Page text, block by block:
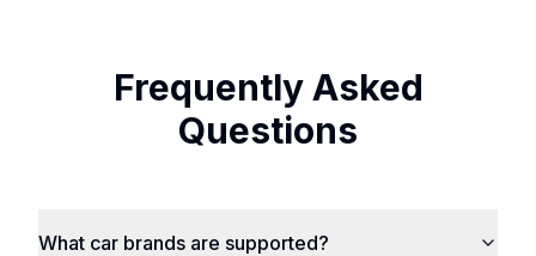
Frequently Asked
Questions
What car brands are supported?